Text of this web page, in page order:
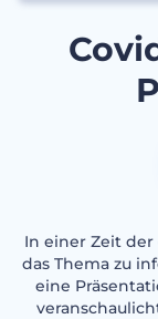
In einer Zeit
das Thema zu
eine